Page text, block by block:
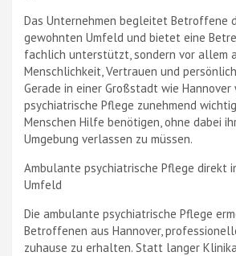
Das Unternehmen begleitet Betroffene
gewohnten Umfeld und bietet eine
fachlich unterstützt, sondern vor allem
Menschlichkeit, Vertrauen und
Gerade in einer Großstadt wie
psychiatrische Pflege zunehmend
Menschen Hilfe benötigen, ohne dabei
Umgebung verlassen zu müssen.
Ambulante psychiatrische Pflege direkt
Umfeld
Die ambulante psychiatrische Pflege
Betroffenen aus Hannover,
zuhause zu erhalten. Statt langer